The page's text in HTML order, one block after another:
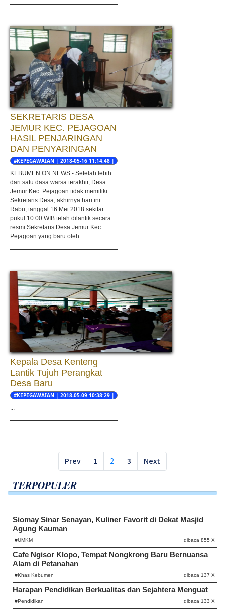
SEKRETARIS DESA
JEMUR KEC. PEJAGOAN
HASIL PENJARINGAN
DAN PENYARINGAN
#KEPEGAWAIAN | 2018-05-16 11:14:48 |
KEBUMEN ON NEWS - Setelah lebih
dari satu dasa warsa terakhir, Desa
Jemur Kec. Pejagoan tidak memiliki
Sekretaris Desa, akhirnya hari ini
Rabu, tanggal 16 Mei 2018 sekitar
pukul 10.00 WIB telah dilantik secara
resmi Sekretaris Desa Jemur Kec.
Pejagoan yang baru oleh ...
Kepala Desa Kenteng
Lantik Tujuh Perangkat
Desa Baru
#KEPEGAWAIAN | 2018-05-09 10:38:29 |
...
Prev 1 2 3 Next
TERPOPULER
Siomay Sinar Senayan, Kuliner Favorit di Dekat Masjid
Agung Kauman
#UMKM dibaca 855 X
Cafe Ngisor Klopo, Tempat Nongkrong Baru Bernuansa
Alam di Petanahan
#Khas Kebumen dibaca 137 X
Harapan Pendidikan Berkualitas dan Sejahtera Menguat
#Pendidikan dibaca 133 X